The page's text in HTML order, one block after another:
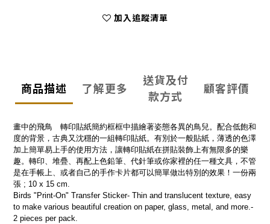
加入追蹤清單
商品描述 了解更多
送貨及付
款方式
顧客評價
畫中的飛鳥　轉印貼紙簡約框框中描繪著姿態各異的鳥兒。配合低飽和
度的背景，古典又沈穩的一組轉印貼紙。有別於一般貼紙，薄透的色澤
加上簡單易上手的使用方法，讓轉印貼紙在拼貼裝飾上有無限多的樂
趣。轉印、堆疊、再配上色鉛筆、代針筆或你家裡的任一種文具，不管
是在手帳上、或者自己的手作卡片都可以簡單做出特別的效果！一份兩
張 ; 10 x 15 cm.
Birds "Print-On" Transfer Sticker- Thin and translucent texture, easy
to make various beautiful creation on paper, glass, metal, and more.-
2 pieces per pack.